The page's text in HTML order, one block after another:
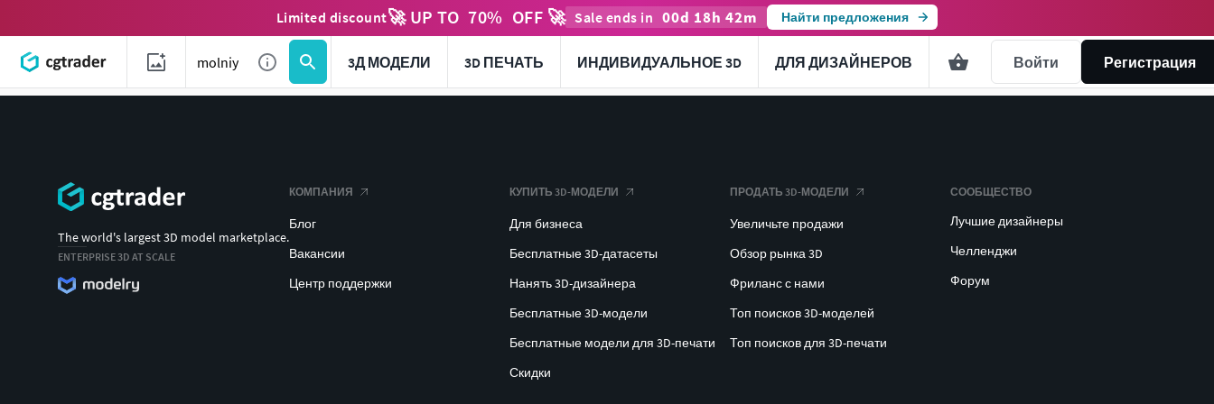
Limited discount🚀 UP TO 70% OFF 🚀 Sale ends in 00d 18h 42m Найти предложения
3Д МОДЕЛИ 3D ПЕЧАТЬ ИНДИВИДУАЛЬНОЕ 3D ДЛЯ ДИЗАЙНЕРОВ Войти Регистрация
The world's largest 3D model marketplace.
ENTERPRISE 3D AT SCALE
КОМПАНИЯ
Блог
Вакансии
Центр поддержки
КУПИТЬ 3D-МОДЕЛИ
Для бизнеса
Бесплатные 3D-датасеты
Нанять 3D-дизайнера
Бесплатные 3D-модели
Бесплатные модели для 3D-печати
Скидки
ПРОДАТЬ 3D-МОДЕЛИ
Увеличьте продажи
Обзор рынка 3D
Фриланс с нами
Топ поисков 3D-моделей
Топ поисков для 3D-печати
СООБЩЕСТВО
Лучшие дизайнеры
Челленджи
Форум